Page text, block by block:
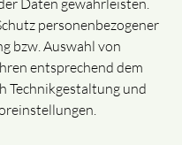
Daten gewährleisten.
personenbezogener
bzw. Auswahl von
entsprechend dem
Technikgestaltung und